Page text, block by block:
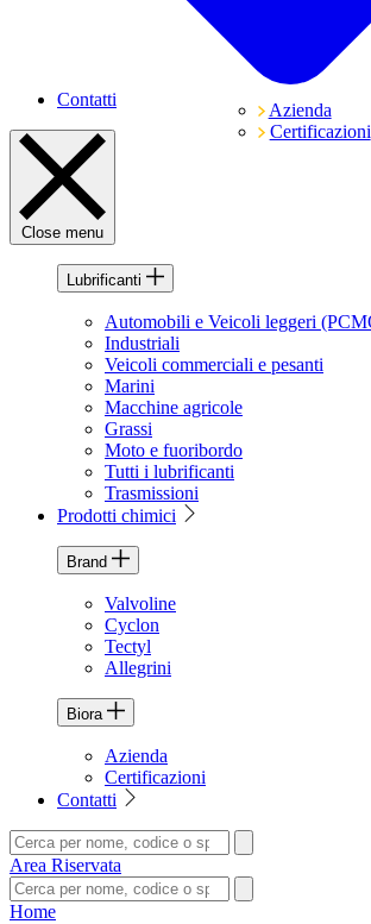
Azienda
Certificazioni
Contatti
Close menu
Lubrificanti
Automobili e Veicoli leggeri
Industriali
Veicoli commerciali e pesanti
Marini
Macchine agricole
Grassi
Moto e fuoribordo
Tutti i lubrificanti
Trasmissioni
Prodotti chimici
Brand
Valvoline
Cyclon
Tectyl
Allegrini
Biora
Azienda
Certificazioni
Contatti
Area Riservata
Home